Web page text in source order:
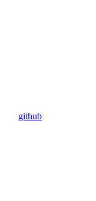
github